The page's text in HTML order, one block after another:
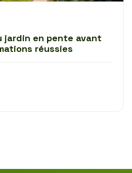
jardin en pente avant
réussies